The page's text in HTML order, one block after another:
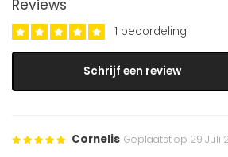
Reviews
1 beoordeling
Schrijf een review
Cornelis Geplaatst op 29 Juli